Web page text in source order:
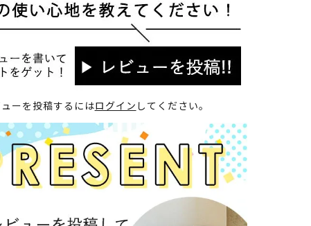
ューを投稿するにはログイン してください。